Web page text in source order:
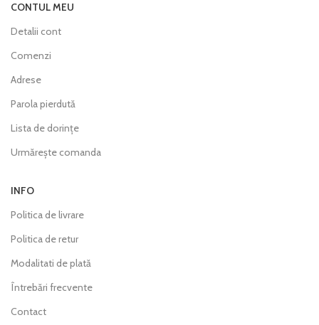
CONTUL MEU
Detalii cont
Comenzi
Adrese
Parola pierdută
Lista de dorințe
Urmărește comanda
INFO
Politica de livrare
Politica de retur
Modalitati de plată
Întrebări frecvente
Contact